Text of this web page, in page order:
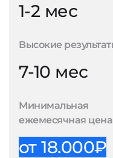
1-2 мес
Высокие
7-10 мес
Минимальная
ежемесячная цена
от 18.000₽